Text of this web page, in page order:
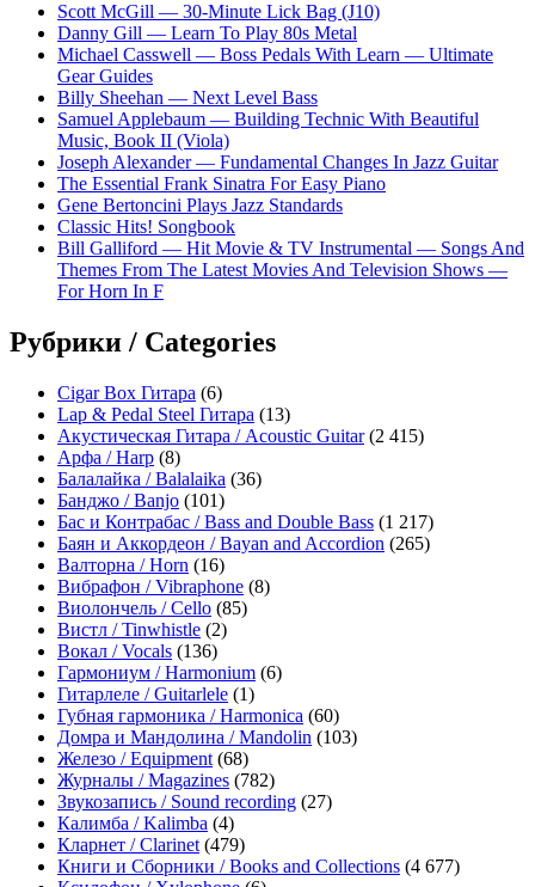
Scott McGill — 30-Minute Lick Bag (J10)
Danny Gill — Learn To Play 80s Metal
Michael Casswell — Boss Pedals With Learn — Ultimate
Gear Guides
Billy Sheehan — Next Level Bass
Samuel Applebaum — Building Technic With Beautiful
Music, Book II (Viola)
Joseph Alexander — Fundamental Changes In Jazz Guitar
The Essential Frank Sinatra For Easy Piano
Gene Bertoncini Plays Jazz Standards
Classic Hits! Songbook
Bill Galliford — Hit Movie & TV Instrumental — Songs And
Themes From The Latest Movies And Television Shows —
For Horn In F
Рубрики / Categories
Cigar Box Гитара (6)
Lap & Pedal Steel Гитара (13)
Акустическая Гитара / Acoustic Guitar(2 415)
Арфа / Harp (8)
Балалайка / Balalaika (36)
Банджо / Banjo (101)
Бас и Контрабас / Bass and Double Bass (1 217)
Баян и Аккордеон / Bayan and Accordion (265)
Валторна / Horn (16)
Вибрафон / Vibraphone (8)
Виолончель / Cello (85)
Вистл / Tinwhistle (2)
Вокал / Vocals (136)
Гармониум / Harmonium (6)
Гитарлеле / Guitarlele (1)
Губная гармоника / Harmonica (60)
Домра и Мандолина / Mandolin (103)
Железо / Equipment (68)
Журналы / Magazines (782)
Звукозапись / Sound recording (27)
Калимба / Kalimba (4)
Кларнет / Clarinet (479)
Книги и Сборники / Books and Collections (4 677)